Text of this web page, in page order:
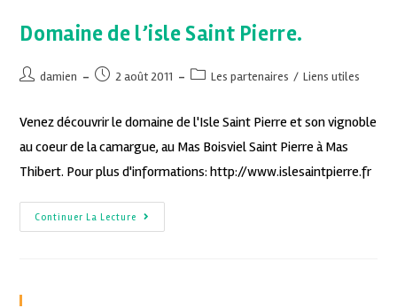
Domaine de l’isle Saint Pierre.
damien 2 août 2011 Les partenaires / Liens utiles
Venez découvrir le domaine de l'Isle Saint Pierre et son vignoble
au coeur de la camargue, au Mas Boisviel Saint Pierre à Mas
Thibert. Pour plus d'informations: http://www.islesaintpierre.fr
Continuer La Lecture